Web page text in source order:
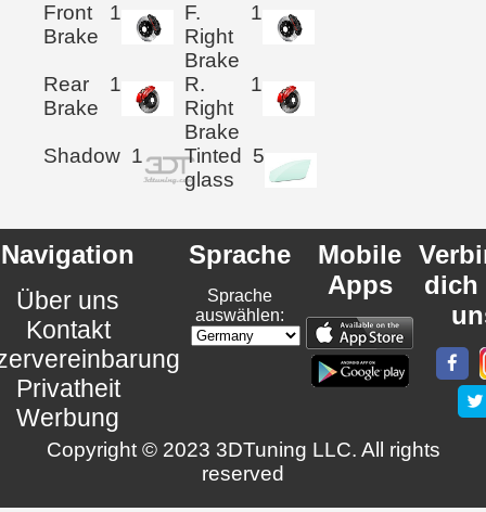
Front
Brake
1
F.
Right
Brake
1
Rear
Brake
1
R.
Right
Brake
1
Shadow 1
Tinted
glass
5
Navigation
Über uns
Kontakt
Privatheit
Werbung
Sprache
Sprache
auswählen:
Mobile
Apps
dich
Copyright © 2023 3DTuning LLC. All rights
reserved